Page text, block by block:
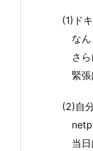
(1)ド
なん
さら
緊張
(2)自
当日